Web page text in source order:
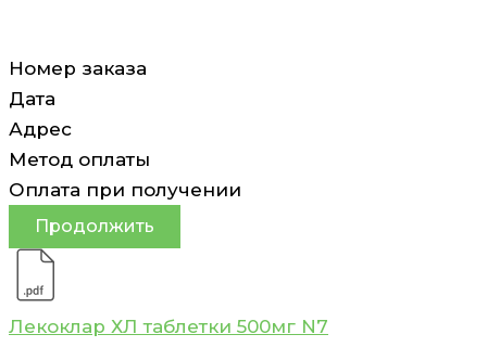
Номер заказа
Дата
Адрес
Метод оплаты
Оплата при получении
Продолжить
Лекоклар ХЛ таблетки 500мг N7